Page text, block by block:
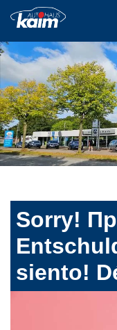
Sorry!
siento!